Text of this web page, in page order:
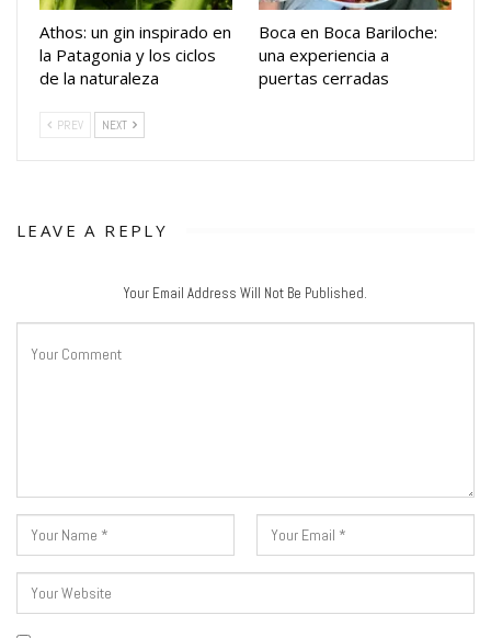
Athos: un gin inspirado en
la Patagonia y los ciclos
de la naturaleza
Boca en Boca Bariloche:
una experiencia a
puertas cerradas
PREV NEXT
LEAVE A REPLY
Your Email Address Will Not Be Published.